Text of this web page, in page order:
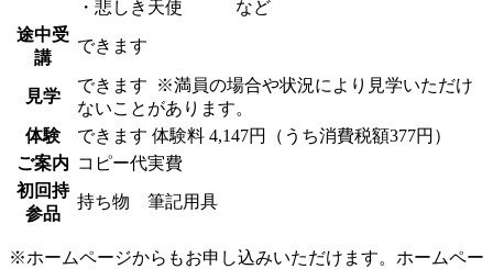
・悲しき天使 など
途中受
講
できます
見学
できます
※満員の場合や状況により見学いただけ
ないことがあります。
体験
できます 体験料 4,147円（うち消費税額377円）
ご案内 コピー代実費
初回持
参品
持ち物 筆記用具
※ホームページからもお申し込みいただけます。ホームペー